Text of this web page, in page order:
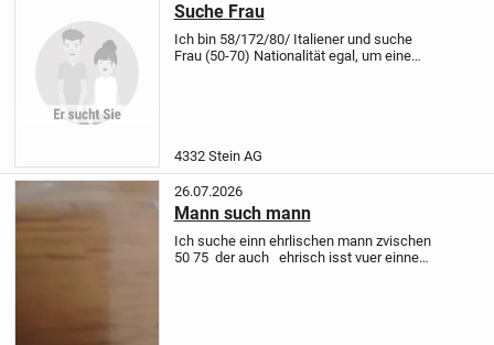
Suche Frau
Ich bin 58/172/80/ Italiener und suche
Frau (50-70) Nationalität egal, um eine
4332 Stein AG
26.07.2026
Mann such mann
Ich suche einn ehrlischen mann zvischen
50 75 der auch ehrisch isst vuer einne